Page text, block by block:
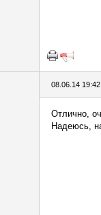
08.06.14 19:42
Отлично,
Надеюсь,